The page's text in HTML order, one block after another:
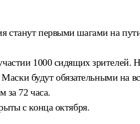
первыми шагами на
1000 сидящих зрителей.
Маски будут обязательными на
за 72 часа.
с конца октября.